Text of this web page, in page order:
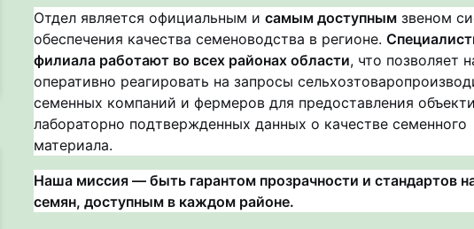
Отдел является официальным и самым доступным звеном
обеспечения качества семеноводства в регионе.
филиала работают во всех районах области, что позволяет
оперативно реагировать на запросы
семенных компаний и фермеров для предоставления
лабораторно подтвержденных данных о качестве семенного
материала.
Наша миссия — быть гарантом прозрачности и стандартов
семян, доступным в каждом районе.